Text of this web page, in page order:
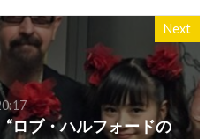
Next
ロブ・ハルフォードの